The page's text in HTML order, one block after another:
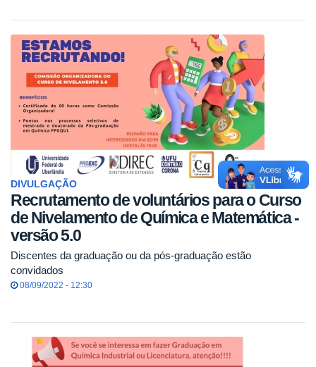
DIVULGAÇÃO
Recrutamento de voluntários para o Curso
de Nivelamento de Química e Matemática -
versão 5.0
Discentes da graduação ou da pós-graduação estão
convidados
08/09/2022 - 12:30